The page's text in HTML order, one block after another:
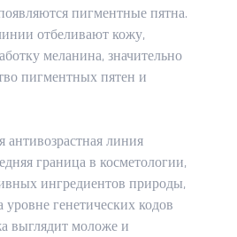
пигментные пятна.
отбеливают кожу,
меланина, значительно
пигментных пятен и
антивозрастная линия
граница в косметологии,
ингредиентов природы,
генетических кодов
выглядит моложе и